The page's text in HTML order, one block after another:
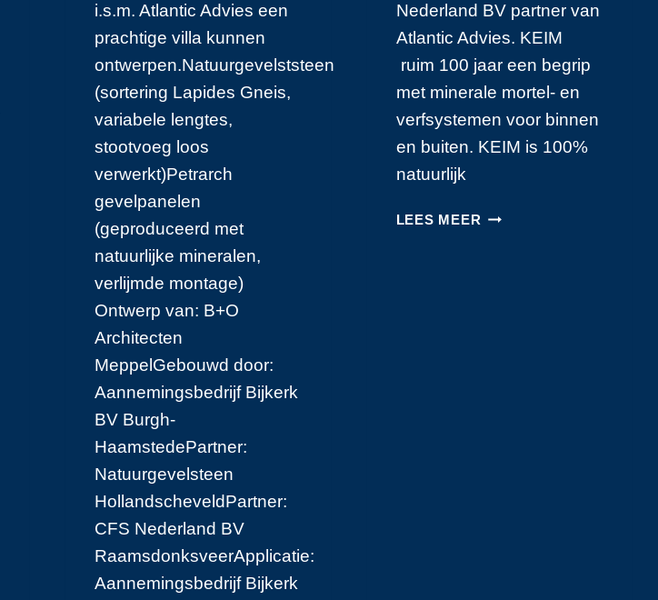
i.s.m. Atlantic Advies een
prachtige villa kunnen
ontwerpen.Natuurgevelststeen
(sortering Lapides Gneis,
variabele lengtes,
stootvoeg loos
verwerkt)Petrarch
gevelpanelen
(geproduceerd met
natuurlijke mineralen,
verlijmde montage)
Ontwerp van: B+O
Architecten
MeppelGebouwd door:
Aannemingsbedrijf Bijkerk
BV Burgh-
HaamstedePartner:
Natuurgevelsteen
HollandscheveldPartner:
CFS Nederland BV
RaamsdonksveerApplicatie:
Aannemingsbedrijf Bijkerk
Nederland BV partner van
Atlantic Advies. KEIM
ruim 100 jaar een begrip
met minerale mortel- en
verfsystemen voor binnen
en buiten. KEIM is 100%
natuurlijk
LEES MEER KEIM